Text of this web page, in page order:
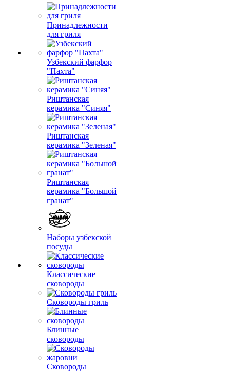
Принадлежности
для гриля
Узбекский фарфор
"Пахта"
Риштанская
керамика "Синяя"
Риштанская
керамика "Зеленая"
Риштанская
керамика "Большой
гранат"
Наборы узбекской
посуды
Классические
сковороды
Сковороды гриль
Блинные
сковороды
Сковороды